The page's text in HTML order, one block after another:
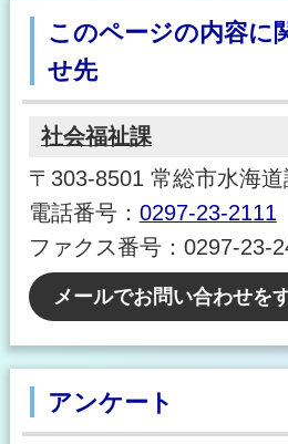
このページの内容に
せ先
社会福祉課
〒303-8501 常総市水海
電話番号： 0297-23-2111
ファクス番号：0297-23-
メールでお問い合わせを
アンケート